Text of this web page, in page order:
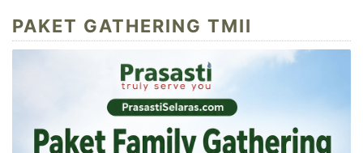
PAKET GATHERING TMII